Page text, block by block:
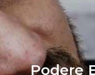
Podere